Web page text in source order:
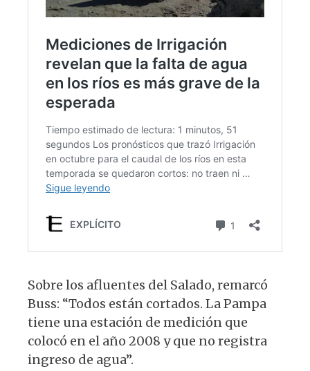
Sobre los afluentes del Salado, remarcó
Buss: “Todos están cortados. La Pampa
tiene una estación de medición que
colocó en el año 2008 y que no registra
ingreso de agua”.